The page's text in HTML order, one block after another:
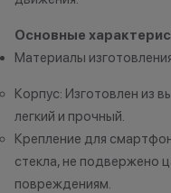
оригинальную
продукцию Apple;
до 2% от чека — на
Статусы
лояльности
Основные
Материалы
Корпус: Изготовлен из
легкий и прочный.
Крепление для
стекла, не подвержено
повреждениям.